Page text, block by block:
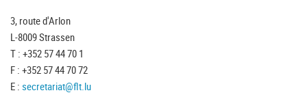
3, route d'Arlon
L-8009 Strassen
T : +352 57 44 70 1
F : +352 57 44 70 72
E : secretariat@flt.lu